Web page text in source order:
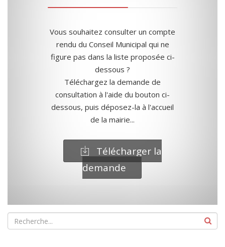
Vous souhaitez consulter un compte
rendu du Conseil Municipal qui ne
figure pas dans la liste proposée ci-
dessous ?
Téléchargez la demande de
consultation à l'aide du bouton ci-
dessous, puis déposez-la à l'accueil
de la mairie...
Télécharger la
demande